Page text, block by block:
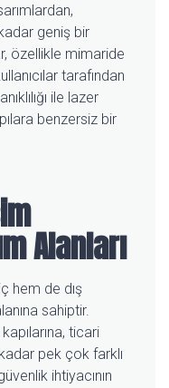
geniş bir
özellikle mimaride
tarafından
ile lazer
benzersiz bir
Alanları
hem de dış
sahiptir.
ticari
pek çok farklı
ihtiyacının